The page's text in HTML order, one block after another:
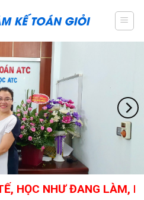
NHƯ ĐANG LÀM, KẾ